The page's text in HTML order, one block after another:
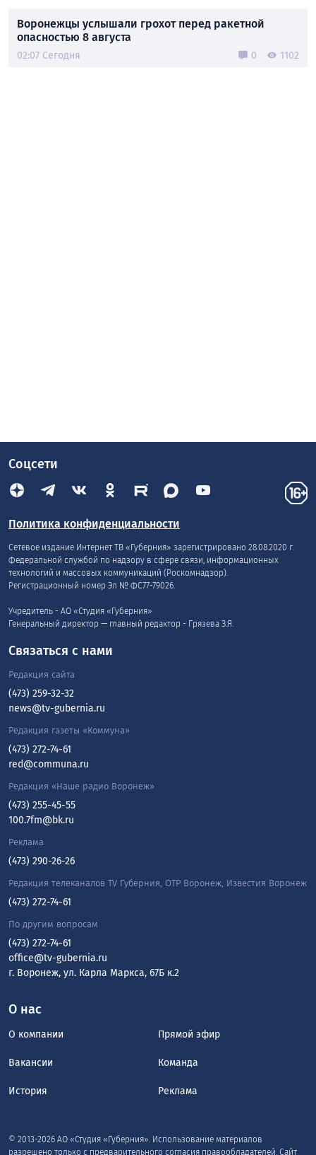
Воронежцы услышали грохот перед ракетной
опасностью 8 августа
02:07 Сегодня 0 1102
Соцсети
Политика конфиденциальности
Сетевое издание Интернет ТВ «Губерния» зарегистрировано 28.08.2020 г.
Федеральной службой по надзору в сфере связи, информационных
технологий и массовых коммуникаций (Роскомнадзор).
Регистрационный номер Эл № ФС77-79026.
Учредитель - АО «Студия «Губерния»
Генеральный директор — главный редактор - Грязева З.Я.
О нас
О компании Прямой эфир
Вакансии Команда
История Реклама
© 2013-2026 АО «Студия «Губерния». Использование материалов
разрешено только с предварительного согласия правообладателей. Сайт
Связаться с нами
Редакция сайта
(473) 259-32-32
news@tv-gubernia.ru
Редакция газеты «Коммуна»
(473) 272-74-61
red@communa.ru
Редакция «Наше радио Воронеж»
(473) 255-45-55
100.7fm@bk.ru
Реклама
(473) 290-26-26
Редакция телеканалов TV Губерния, ОТР Воронеж, Известия Воронеж
(473) 272-74-61
По другим вопросам
(473) 272-74-61
office@tv-gubernia.ru
г. Воронеж, ул. Карла Маркса, 67Б к.2